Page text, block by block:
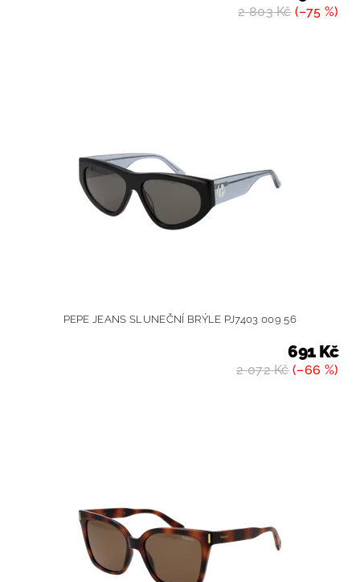
2 803 Kč(–75 %)
PEPE JEANS SLUNEČNÍ BRÝLE PJ7403 009 56
2 072 Kč(–66 %)
691 Kč